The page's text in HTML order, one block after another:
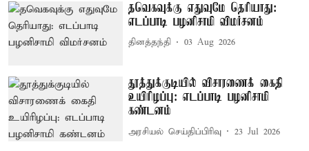
தவெகவுக்கு எதுவுமே தெரியாது:
எடப்பாடி பழனிசாமி விமர்சனம்
தினத்தந்தி 03 Aug 2026
தூத்துக்குடியில் விசாரணைக் கைதி
உயிரிழப்பு: எடப்பாடி பழனிசாமி
கண்டனம்
அரசியல் செய்திப்பிரிவு 23 Jul 2026